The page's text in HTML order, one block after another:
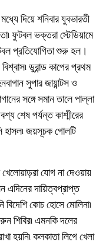
মধ্যে দিয়ে শনিবার যুবভারতী
ফুটবল ভক্তরা স্টেডিয়ামে
প্রতিযোগিতা শুরু হল।
ডুরান্ড কাপের প্রথম
সুপার জায়ান্টস ও
সঙ্গে সমান তালে পাল্লা
শেষ পর্যন্ত কাশ্মীরের
হাসল৷ জয়সূচক গোলটি
যোগ না দেওয়ায়
এদিনের দায়িত্বপ্রাপ্ত
কোচ হোসে মোলিনা৷
শিবির৷ এমনকি দলের
হয়নি৷ কলকাতা লিগে খেলা